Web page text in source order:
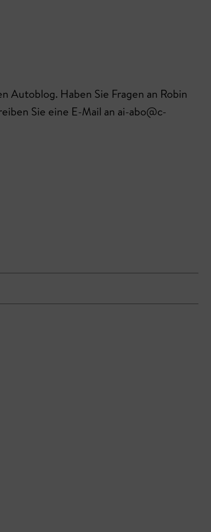
Autoblog. Haben Sie Fragen an Robin
Sie eine E-Mail an ai-abo@c-